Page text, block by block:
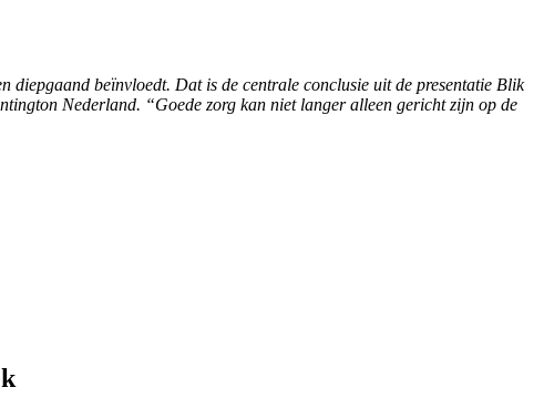
diepgaand beïnvloedt. Dat is de centrale conclusie uit de presentatie Blik
Nederland. “Goede zorg kan niet langer alleen gericht zijn op de